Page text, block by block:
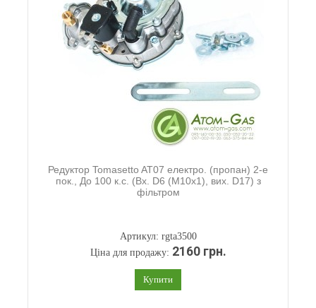
Редуктор Tomasetto AT07 електро. (пропан) 2-е
пок., До 100 к.с. (Вх. D6 (М10х1), вих. D17) з
фільтром
Артикул: rgta3500
Ціна для продажу: 2160 грн.
Купити